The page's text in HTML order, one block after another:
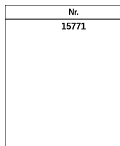
Nr.
15771